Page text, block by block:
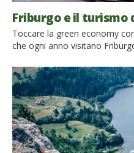
Friburgo e il
Toccare la green economy
che ogni anno visitano
sviluppata una nuova forma
sostenibilità. E Friburgo ne è
questa bellissima cittadina
Wuttenberg, Germania) […]